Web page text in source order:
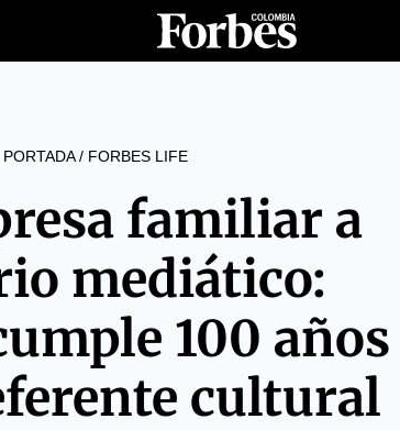
PORTADA/ FORBES LIFE
familiar a
mediático:
100 años
cultural